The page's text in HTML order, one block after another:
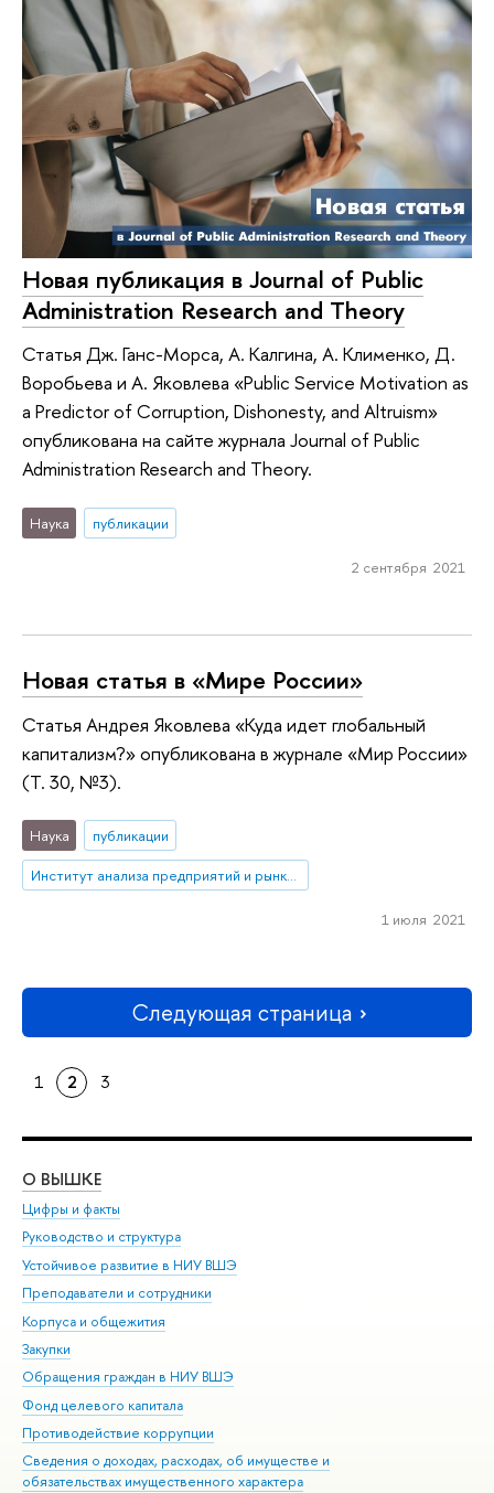
Новая публикация в Journal of Public
Administration Research and Theory
Статья Дж. Ганс-Морса, А. Калгина, А. Клименко, Д.
Воробьева и А. Яковлева «Public Service Motivation as
a Predictor of Corruption, Dishonesty, and Altruism»
опубликована на сайте журнала Journal of Public
Administration Research and Theory.
Наука публикации
2 сентября 2021
Новая статья в «Мире России»
Статья Андрея Яковлева «Куда идет глобальный
капитализм?» опубликована в журнале «Мир России»
(Т. 30, №3).
Наука
публикации
Институт анализа предприятий и рынков
1 июля 2021
Следующая страница
1 2 3
О ВЫШКЕ
Цифры и факты
Руководство и структура
Устойчивое развитие в НИУ ВШЭ
Преподаватели и сотрудники
Корпуса и общежития
Закупки
Обращения граждан в НИУ ВШЭ
Фонд целевого капитала
Противодействие коррупции
Сведения о доходах, расходах, об имуществе и
обязательствах имущественного характера